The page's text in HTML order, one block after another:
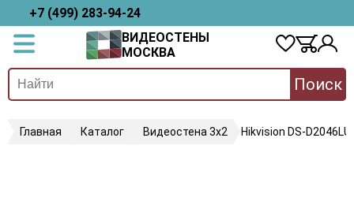
+7 (499) 283-94-24
ВИДЕОСТЕНЫ
МОСКВА
Поиск
Главная Каталог Видеостена 3х2 Hikvision DS-